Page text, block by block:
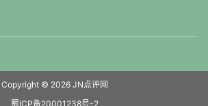
Copyright © 2026 JN点评网
蜀ICP备20001238号-2